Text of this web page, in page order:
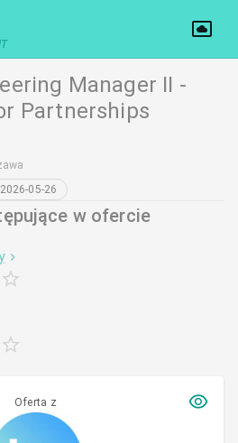
Manager II -
Partnerships
05-26
w ofercie
Oferta z